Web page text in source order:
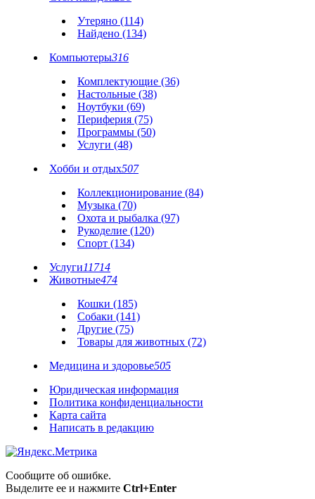
Утеряно (114)
Найдено (134)
Компьютеры316
Комплектующие (36)
Настольные (38)
Ноутбуки (69)
Периферия (75)
Программы (50)
Услуги (48)
Хобби и отдых507
Коллекционирование (84)
Музыка (70)
Охота и рыбалка (97)
Рукоделие (120)
Спорт (134)
Услуги11714
Животные474
Кошки (185)
Собаки (141)
Другие (75)
Товары для животных (72)
Медицина и здоровье505
Юридическая информация
Политика конфиденциальности
Карта сайта
Написать в редакцию
Сообщите об ошибке.
Выделите ее и нажмите Ctrl+Enter